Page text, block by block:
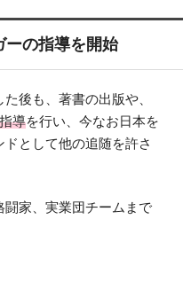
ーの指導を開始
後も、著書の出版や、
導を行い、今なお日本を
として他の追随を許さ
闘家、実業団チームまで